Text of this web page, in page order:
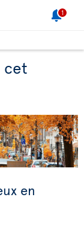
1
cet
en